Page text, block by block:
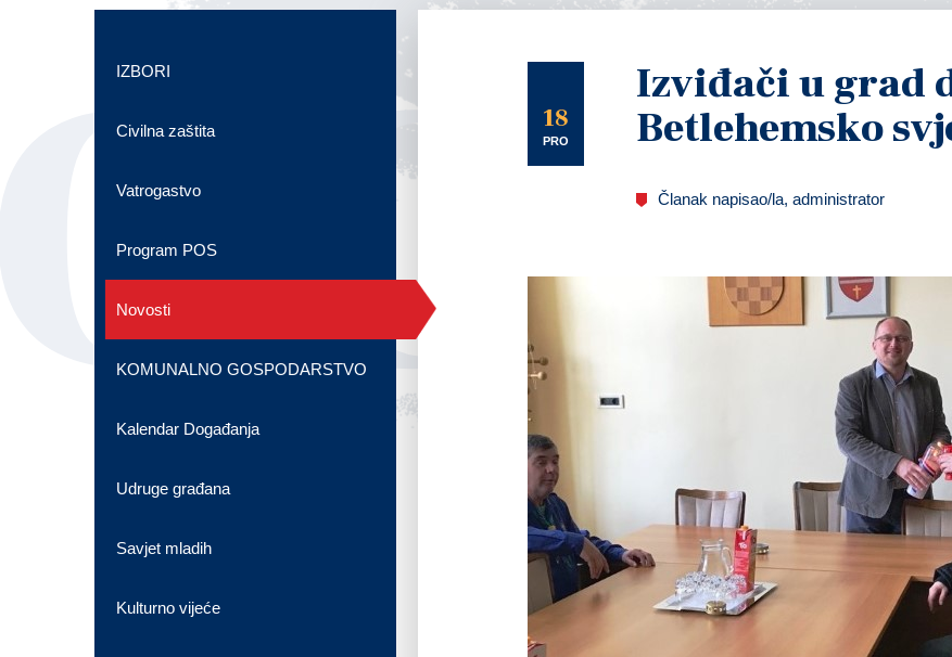
18
PRO
Izviđači u grad
Betlehemsko
Članak napisao/la, administrator
IZBORI
Civilna zaštita
Vatrogastvo
Program POS
Novosti
KOMUNALNO GOSPODARSTVO
Kalendar Događanja
Udruge građana
Savjet mladih
Kulturno vijeće